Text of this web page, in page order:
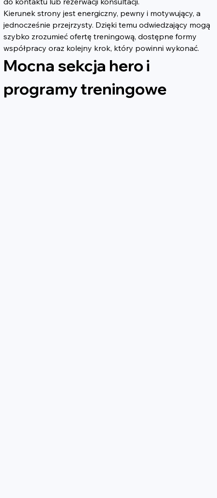
Kierunek strony jest energiczny, pewny i motywujący, a
jednocześnie przejrzysty. Dzięki temu odwiedzający mogą
szybko zrozumieć ofertę treningową, dostępne formy
współpracy oraz kolejny krok, który powinni wykonać.
Mocna sekcja hero i
programy treningowe